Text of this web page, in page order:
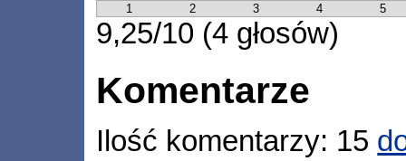
1 2 3 4 5
9,25/10 (4 głosów)
Komentarze
Ilość komentarzy: 15